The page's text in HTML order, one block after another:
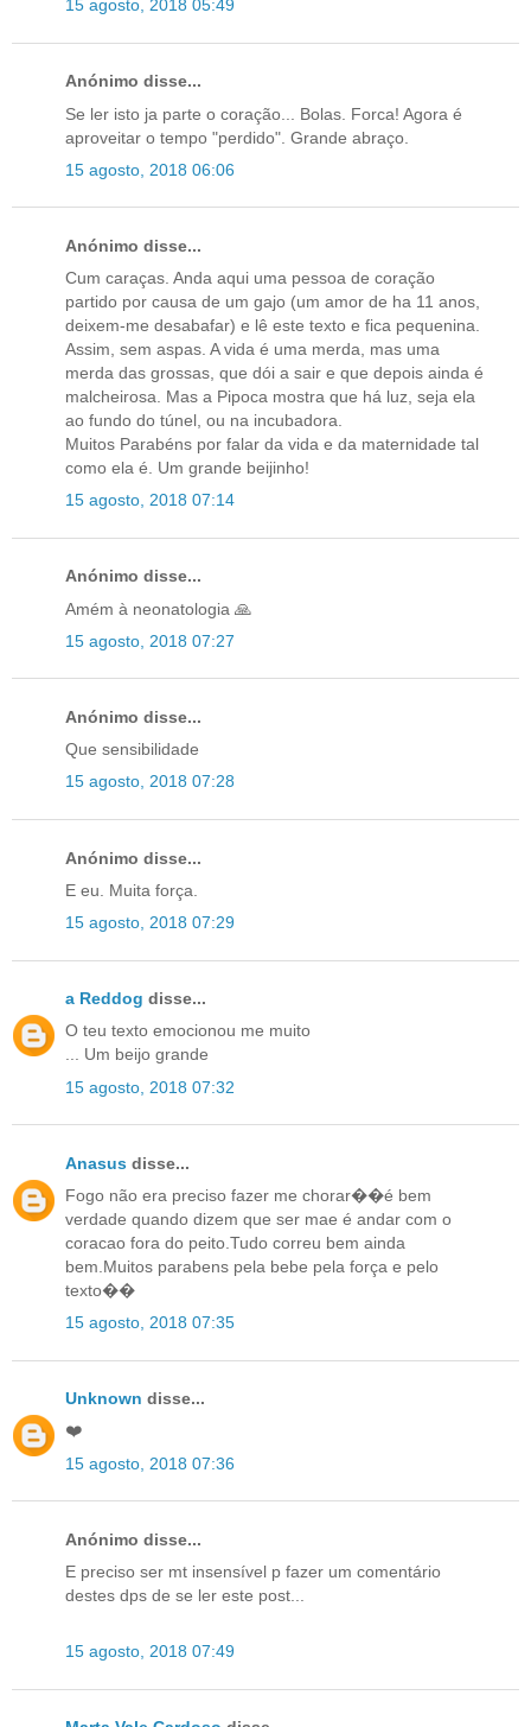
15 agosto, 2018 05:49
Anónimo disse...
Se ler isto ja parte o coração... Bolas. Forca! Agora é
aproveitar o tempo "perdido". Grande abraço.
15 agosto, 2018 06:06
Anónimo disse...
Cum caraças. Anda aqui uma pessoa de coração
partido por causa de um gajo (um amor de ha 11 anos,
deixem-me desabafar) e lê este texto e fica pequenina.
Assim, sem aspas. A vida é uma merda, mas uma
merda das grossas, que dói a sair e que depois ainda é
malcheirosa. Mas a Pipoca mostra que há luz, seja ela
ao fundo do túnel, ou na incubadora.
Muitos Parabéns por falar da vida e da maternidade tal
como ela é. Um grande beijinho!
15 agosto, 2018 07:14
Anónimo disse...
Amém à neonatologia 🙏
15 agosto, 2018 07:27
Anónimo disse...
Que sensibilidade
15 agosto, 2018 07:28
Anónimo disse...
E eu. Muita força.
15 agosto, 2018 07:29
a Reddog disse...
O teu texto emocionou me muito
... Um beijo grande
15 agosto, 2018 07:32
Anasus disse...
Fogo não era preciso fazer me chorar��é bem
verdade quando dizem que ser mae é andar com o
coracao fora do peito.Tudo correu bem ainda
bem.Muitos parabens pela bebe pela força e pelo
texto��
15 agosto, 2018 07:35
Unknown disse...
❤️
15 agosto, 2018 07:36
Anónimo disse...
E preciso ser mt insensível p fazer um comentário
destes dps de se ler este post...
15 agosto, 2018 07:49